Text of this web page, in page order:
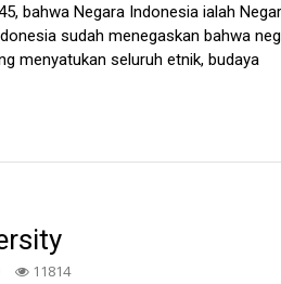
bahwa Negara Indonesia ialah
sudah menegaskan bahwa
menyatukan seluruh etnik, budaya
11814